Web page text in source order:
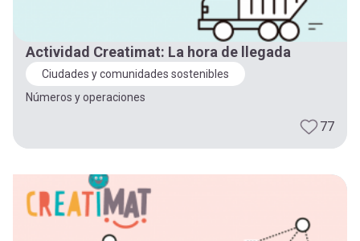
Actividad Creatimat: La hora de llegada
Ciudades y comunidades sostenibles
Números y operaciones
77